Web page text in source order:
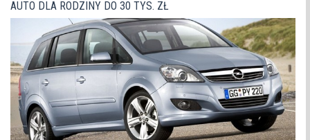
AUTO DLA RODZINY DO 30 TYS. ZŁ